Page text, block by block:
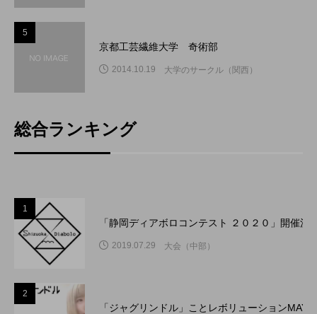
5
京都工芸繊維大学 奇術部
2014.10.19 大学のサークル（関西）
総合ランキング
1
「静岡ディアボロコンテスト ２０２０」開催
2019.07.29 大会（中部）
2
「ジャグリンドル」ことレボリューション